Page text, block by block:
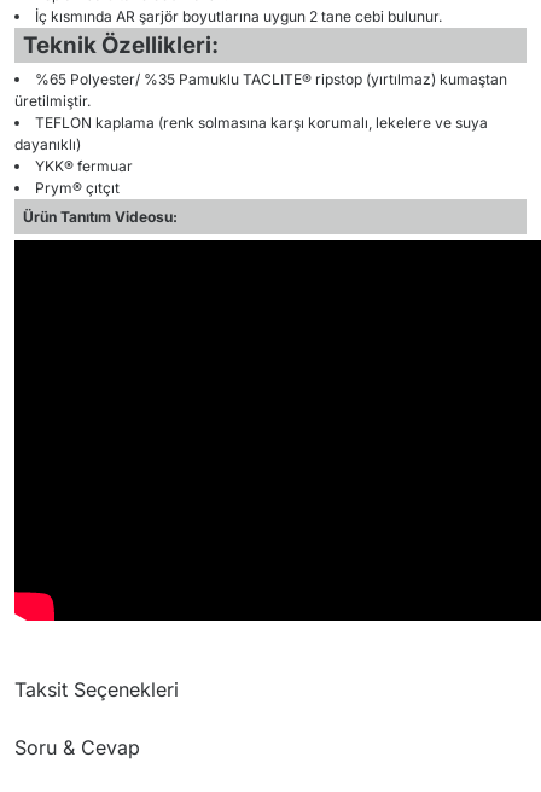
İç kısmında AR şarjör boyutlarına uygun 2 tane cebi bulunur.
Teknik Özellikleri:
%65 Polyester/ %35 Pamuklu TACLITE® ripstop (yırtılmaz) kumaştan
üretilmiştir.
TEFLON kaplama (renk solmasına karşı korumalı, lekelere ve suya
dayanıklı)
YKK® fermuar
Prym® çıtçıt
Ürün Tanıtım Videosu:
Taksit Seçenekleri
Soru & Cevap